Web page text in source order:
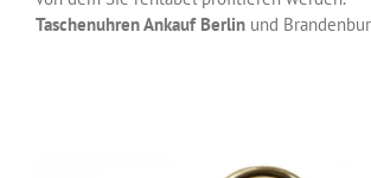
Taschenuhren Ankauf Berlin und